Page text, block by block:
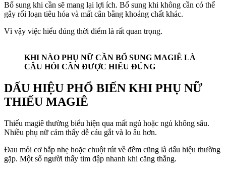
Bổ sung khi cần sẽ mang lại lợi ích. Bổ sung khi không cần có thể
gây rối loạn tiêu hóa và mất cân bằng khoáng chất khác.
Vì vậy việc hiểu đúng thời điểm là rất quan trọng.
KHI NÀO PHỤ NỮ CẦN BỔ SUNG MAGIÊ LÀ
CÂU HỎI CẦN ĐƯỢC HIỂU ĐÚNG
DẤU HIỆU PHỔ BIẾN KHI PHỤ NỮ
THIẾU MAGIÊ
Thiếu magiê thường biểu hiện qua mất ngủ hoặc ngủ không sâu.
Nhiều phụ nữ cảm thấy dễ cáu gắt và lo âu hơn.
Đau mỏi cơ bắp nhẹ hoặc chuột rút về đêm cũng là dấu hiệu thường
gặp. Một số người thấy tim đập nhanh khi căng thẳng.